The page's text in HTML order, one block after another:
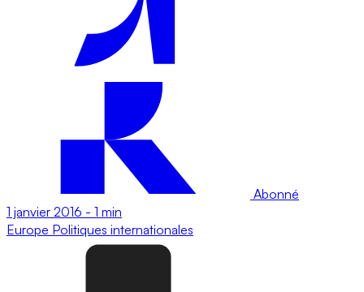
Abonné
1 janvier 2016 - 1 min
Europe Politiques internationales